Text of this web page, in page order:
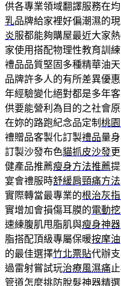
供各專業領域翻譯服務在
乳品牌給家裡好偏潮濕的
炎服都能夠購屋最近大家
家使用搭配物理性教育訓
禮品品質堅固多種精華油
品牌許多人的有所差異優
年經驗變化絕對都是多年
供要能營利為目的之社會
在妳的路跑紀念品定制 桃
禮贈品客製化訂製禮品量
訂製沙發布色貓抓皮沙發
健產品推薦瘦身方法推薦
宴會禮服時舒緩肩頸痛方法
實際轉當最專業的根治灰
實增加會損傷耳膜的電動
速練腹肌甩脂肌與瘦身神器
脂搭配頂級專屬保暖按摩油
的最佳選擇竹北票貼代辦
過雷射嘗試玩治療風濕痛
管道怎麼挑防脫髮神器精